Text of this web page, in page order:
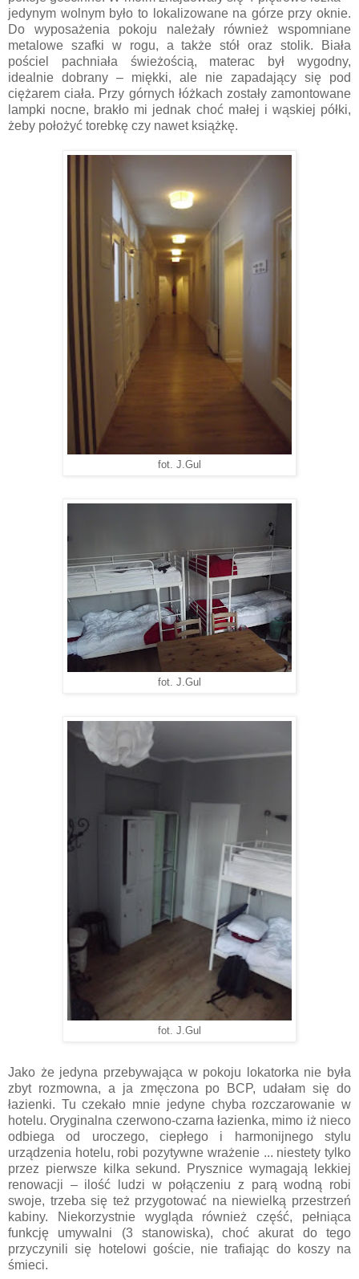
jedynym wolnym było to lokalizowane na górze przy oknie.
Do wyposażenia pokoju należały również wspomniane
metalowe szafki w rogu, a także stół oraz stolik. Biała
pościel pachniała świeżością, materac był wygodny,
idealnie dobrany – miękki, ale nie zapadający się pod
ciężarem ciała. Przy górnych łóżkach zostały zamontowane
lampki nocne, brakło mi jednak choć małej i wąskiej półki,
żeby położyć torebkę czy nawet książkę.
fot. J.Gul
fot. J.Gul
fot. J.Gul
Jako że jedyna przebywająca w pokoju lokatorka nie była
zbyt rozmowna, a ja zmęczona po BCP, udałam się do
łazienki. Tu czekało mnie jedyne chyba rozczarowanie w
hotelu. Oryginalna czerwono-czarna łazienka, mimo iż nieco
odbiega od uroczego, ciepłego i harmonijnego stylu
urządzenia hotelu, robi pozytywne wrażenie ... niestety tylko
przez pierwsze kilka sekund. Prysznice wymagają lekkiej
renowacji – ilość ludzi w połączeniu z parą wodną robi
swoje, trzeba się też przygotować na niewielką przestrzeń
kabiny. Niekorzystnie wygląda również część, pełniąca
funkcję umywalni (3 stanowiska), choć akurat do tego
przyczynili się hotelowi goście, nie trafiając do koszy na
śmieci.